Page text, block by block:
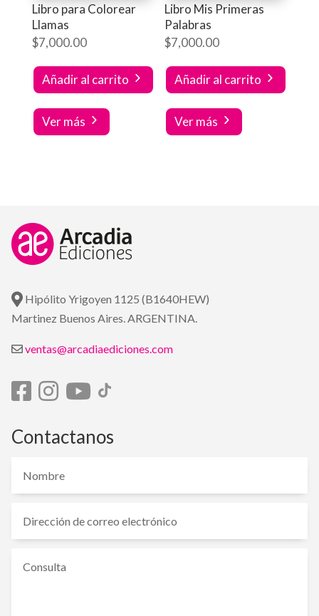
Libro para Colorear
Llamas
$7,000.00
Añadir al carrito
Ver más
Libro Mis Primeras
Palabras
$7,000.00
Añadir al carrito
Ver más
Hipólito Yrigoyen 1125 (B1640HEW)
Martinez Buenos Aires. ARGENTINA.
ventas@arcadiaediciones.com
Contactanos